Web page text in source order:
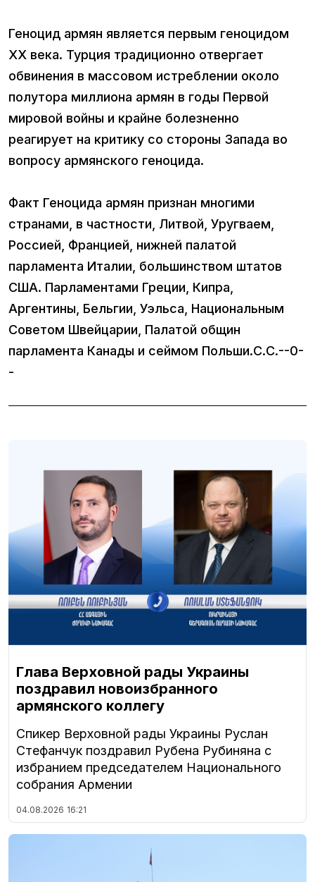
Геноцид армян является первым геноцидом
ХХ века. Турция традиционно отвергает
обвинения в массовом истреблении около
полутора миллиона армян в годы Первой
мировой войны и крайне болезненно
реагирует на критику со стороны Запада во
вопросу армянского геноцида.
Факт Геноцида армян признан многими
странами, в частности, Литвой, Уругваем,
Россией, Францией, нижней палатой
парламента Италии, большинством штатов
США. Парламентами Греции, Кипра,
Аргентины, Бельгии, Уэльса, Национальным
Советом Швейцарии, Палатой общин
парламента Канады и сеймом Польши.С.С.--0-
-
Глава Верховной рады Украины
поздравил новоизбранного
армянского коллегу
Спикер Верховной рады Украины Руслан
Стефанчук поздравил Рубена Рубиняна с
избранием председателем Национального
собрания Армении
04.08.2026 16:21